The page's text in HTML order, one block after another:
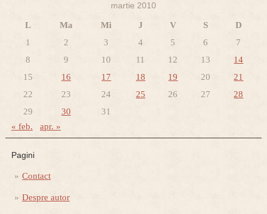
martie 2010
L Ma Mi J V S
D
1
2 3 4 5 6
7
8
9 10 11 12 13
14
15
16 17 18 19 20
21
22
23 24 25 26 27
28
29
30 31
« feb. apr. »
Pagini
Contact
Despre autor